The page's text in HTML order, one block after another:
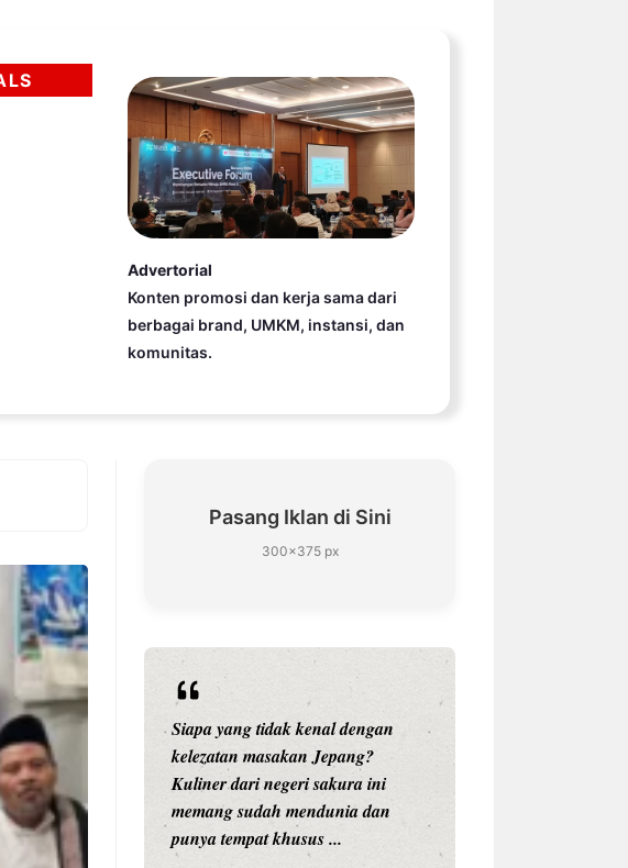
Advertorial
Konten promosi dan kerja sama dari
berbagai brand, UMKM, instansi, dan
komunitas.
Pasang Iklan di Sini
300×375 px
mulai
buat iseng-
jadi
itulah ...
Siapa yang tidak kenal dengan
kelezatan masakan Jepang?
Kuliner dari negeri sakura ini
memang sudah mendunia dan
punya tempat khusus ...